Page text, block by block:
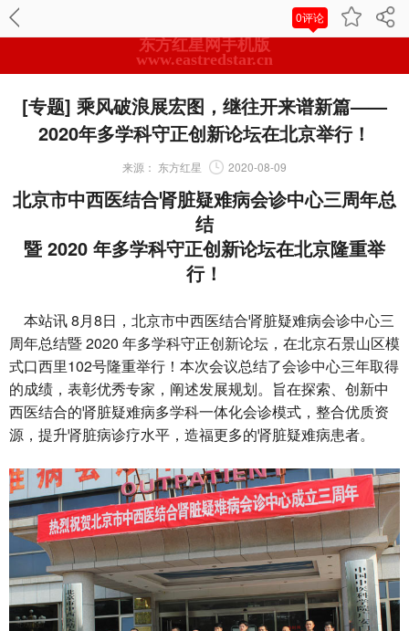
0评论
东方红星网手机版
www.eastredstar.cn
[专题] 乘风破浪展宏图，继往开来谱新篇——
2020年多学科守正创新论坛在北京举行！
来源： 东方红星 2020-08-09
北京市中西医结合肾脏疑难病会诊中心三周年总
结
暨 2020 年多学科守正创新论坛在北京隆重举
行！
本站讯 8月8日，北京市中西医结合肾脏疑难病会诊中心三
周年总结暨 2020 年多学科守正创新论坛，在北京石景山区模
式口西里102号隆重举行！本次会议总结了会诊中心三年取得
的成绩，表彰优秀专家，阐述发展规划。旨在探索、创新中
西医结合的肾脏疑难病多学科一体化会诊模式，整合优质资
源，提升肾脏病诊疗水平，造福更多的肾脏疑难病患者。